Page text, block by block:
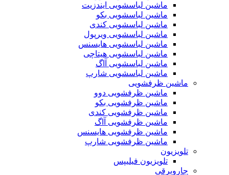
ماشین لباسشویی ایندزیت
ماشین لباسشویی بکو
ماشین لباسشویی کندی
ماشین لباسشویی ویرپول
ماشین لباسشویی هایسنس
ماشین لباسشویی هیتاچی
ماشین لباسشویی آاگ
ماشین لباسشویی شارپ
ماشین ظرفشویی
ماشین ظرفشویی دوو
ماشین ظرفشویی بکو
ماشین ظرفشویی کندی
ماشین ظرفشویی آاگ
ماشین ظرفشویی هایسنس
ماشین ظرفشویی شارپ
تلویزیون
تلویزیون فیلیپس
جاروبرقی